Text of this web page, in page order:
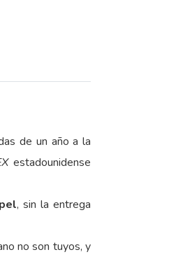
de un año a la
estadounidense
, sin la entrega
no son tuyos, y